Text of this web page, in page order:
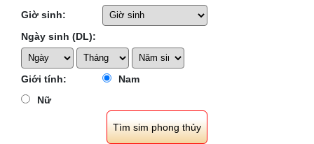
Giờ sinh:
Ngày sinh (DL):
Giới tính:
Nam
Nữ